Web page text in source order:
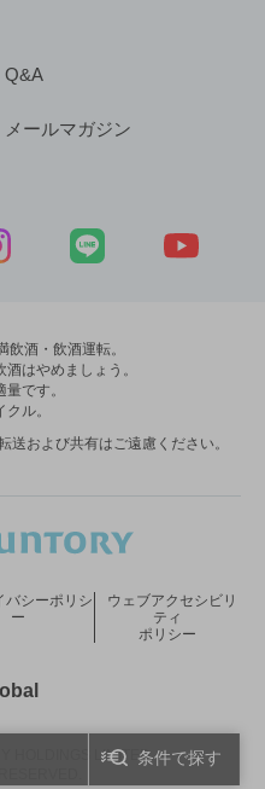
条件で探す
Q&A
メールマガジン
飲酒・飲酒運転。
はやめましょう。
です。
ル。
送および共有はご遠慮ください。
HOLDINGS LIMITED.
バシーポリシ
ー
ウェブアクセシビリ
ティ
ポリシー
新しいウィンドウで開く